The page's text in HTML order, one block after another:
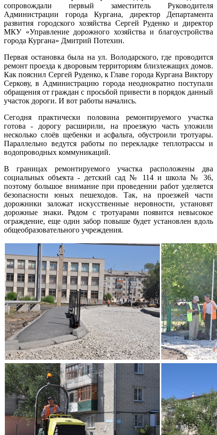
сопровождали первый заместитель Руководителя
Администрации города Кургана, директор Департамента
развития городского хозяйства Сергей Руденко и директор
МКУ «Управление дорожного хозяйства и благоустройства
города Кургана» Дмитрий Потехин.
Первая остановка была на ул. Володарского, где проводится
ремонт проезда к дворовым территориям близлежащих домов.
Как пояснил Сергей Руденко, к Главе города Кургана Виктору
Серкову, в Администрацию города неоднократно поступали
обращения от граждан с просьбой привести в порядок данный
участок дороги. И вот работы начались.
Сегодня практически половина ремонтируемого участка
готова - дорогу расширили, на проезжую часть уложили
несколько слоёв щебенки и асфальта, обустроили тротуары.
Параллельно ведутся работы по перекладке теплотрассы и
водопроводных коммуникаций.
В границах ремонтируемого участка расположены два
социальных объекта - детский сад № 114 и школа № 36,
поэтому большое внимание при проведении работ уделяется
безопасности юных пешеходов. Так, на проезжей части
дорожники заложат искусственные неровности, установят
дорожные знаки. Рядом с тротуарами появится невысокое
ограждение, еще один забор повыше будет установлен вдоль
общеобразовательного учреждения.